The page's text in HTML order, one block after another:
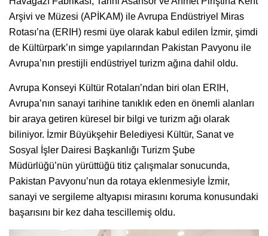
Arşivi ve Müzesi (APİKAM) ile Avrupa Endüstriyel Miras
Rotası’na (ERIH) resmi üye olarak kabul edilen İzmir, şimdi
de Kültürpark’ın simge yapılarından Pakistan Pavyonu ile
Avrupa’nın prestijli endüstriyel turizm ağına dahil oldu.
Avrupa Konseyi Kültür Rotaları’ndan biri olan ERIH,
Avrupa’nın sanayi tarihine tanıklık eden en önemli alanları
bir araya getiren küresel bir bilgi ve turizm ağı olarak
biliniyor. İzmir Büyükşehir Belediyesi Kültür, Sanat ve
Sosyal İşler Dairesi Başkanlığı Turizm Şube
Müdürlüğü’nün yürüttüğü titiz çalışmalar sonucunda,
Pakistan Pavyonu’nun da rotaya eklenmesiyle İzmir,
sanayi ve sergileme altyapısı mirasını koruma konusundaki
başarısını bir kez daha tescillemiş oldu.